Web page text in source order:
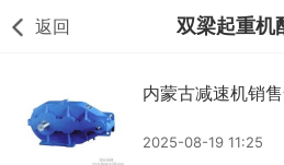
返回 双梁起重机
内蒙古减速机销
2025-08-19 11:25